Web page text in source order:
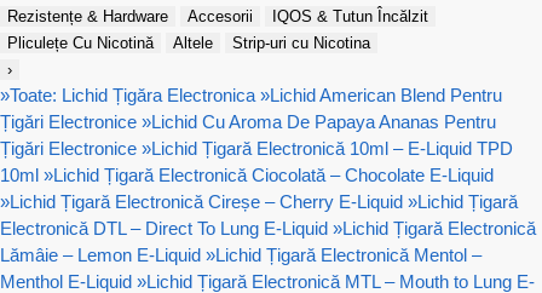
Rezistențe & Hardware
Accesorii
IQOS & Tutun Încălzit
Pliculețe Cu Nicotină
Altele
Strip-uri cu Nicotina
›
»Toate: Lichid Țigăra Electronica »Lichid American Blend Pentru
Țigări Electronice »Lichid Cu Aroma De Papaya Ananas Pentru
Țigări Electronice »Lichid Țigară Electronică 10ml – E-Liquid TPD
10ml »Lichid Țigară Electronică Ciocolată – Chocolate E-Liquid
»Lichid Țigară Electronică Cireșe – Cherry E-Liquid »Lichid Țigară
Electronică DTL – Direct To Lung E-Liquid »Lichid Țigară Electronică
Lămâie – Lemon E-Liquid »Lichid Țigară Electronică Mentol –
Menthol E-Liquid »Lichid Țigară Electronică MTL – Mouth to Lung E-